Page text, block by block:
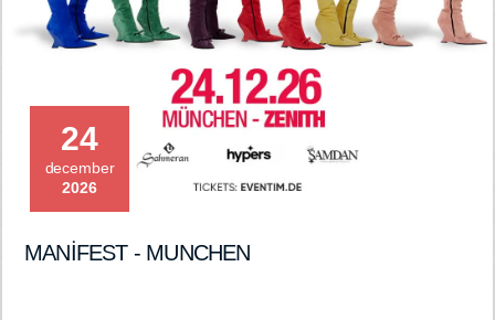
24
december
2026
MANİFEST - MUNCHEN